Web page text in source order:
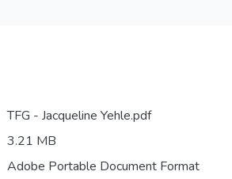
TFG - Jacqueline Yehle.pdf
3.21 MB
Adobe Portable Document Format